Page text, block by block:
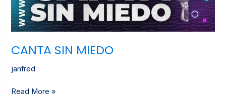
CANTA SIN MIEDO
janfred
Read More »